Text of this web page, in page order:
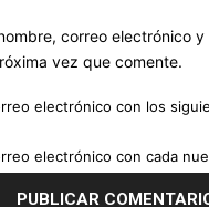
correo electrónico
vez que comente.
electrónico con los
electrónico con cada